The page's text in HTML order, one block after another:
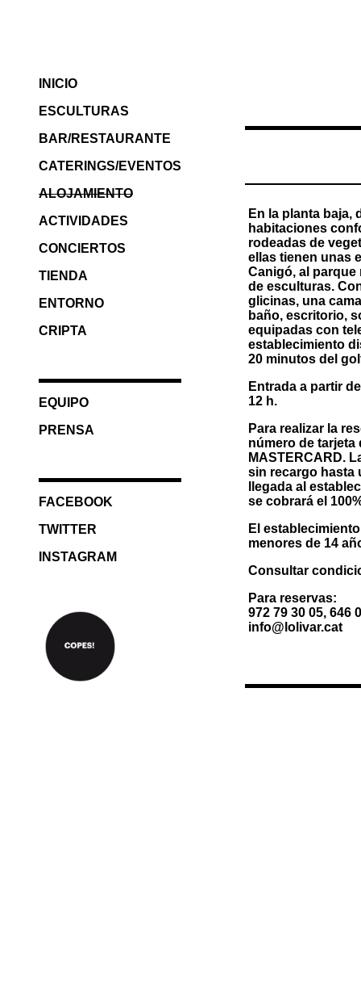
INICIO
ESCULTURAS
BAR/RESTAURANTE
CATERINGS/EVENTOS
ALOJAMIENTO
ACTIVIDADES
CONCIERTOS
TIENDA
ENTORNO
CRIPTA
EQUIPO
PRENSA
FACEBOOK
TWITTER
INSTAGRAM
En la planta baja,
habitaciones
rodeadas de
ellas tienen unas
Canigó, al parque
de esculturas.
glicinas, una
baño, escritorio,
equipadas con
establecimiento
20 minutos del
Entrada a partir
12 h.
Para realizar la
número de tarjeta
MASTERCARD.
sin recargo hasta
llegada al
se cobrará el
El
menores de 14
Consultar
Para reservas:
972 79 30 05, 646
info@lolivar.cat